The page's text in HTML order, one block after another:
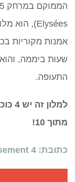
שעות ביממה,
התעופה.
מתוך 10!
כתובת: 4 rue d'Artois, 8th arrondissement